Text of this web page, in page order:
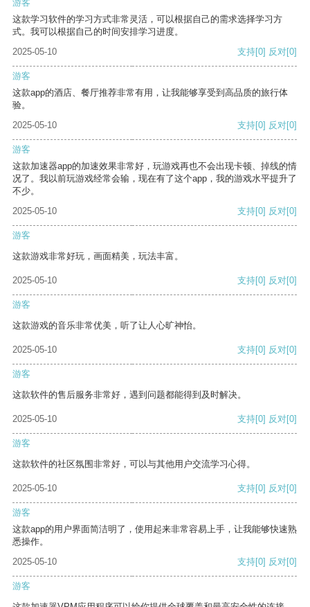
游客
这款学习软件的学习方式非常灵活，可以根据自己的需求选择学习方
式。我可以根据自己的时间安排学习进度。
2025-05-10
支持[0] 反对[0]
游客
这款app的酒店、餐厅推荐非常有用，让我能够享受到高品质的旅行体
验。
2025-05-10
支持[0] 反对[0]
游客
这款加速器app的加速效果非常好，玩游戏再也不会出现卡顿、掉线的情
况了。我以前玩游戏经常会输，现在有了这个app，我的游戏水平提升了
不少。
2025-05-10
支持[0] 反对[0]
游客
这款游戏非常好玩，画面精美，玩法丰富。
2025-05-10 支持[0] 反对[0]
游客
这款游戏的音乐非常优美，听了让人心旷神怡。
2025-05-10 支持[0] 反对[0]
游客
这款软件的售后服务非常好，遇到问题都能得到及时解决。
2025-05-10 支持[0] 反对[0]
游客
这款软件的社区氛围非常好，可以与其他用户交流学习心得。
2025-05-10 支持[0] 反对[0]
游客
这款app的用户界面简洁明了，使用起来非常容易上手，让我能够快速熟
悉操作。
2025-05-10
支持[0] 反对[0]
游客